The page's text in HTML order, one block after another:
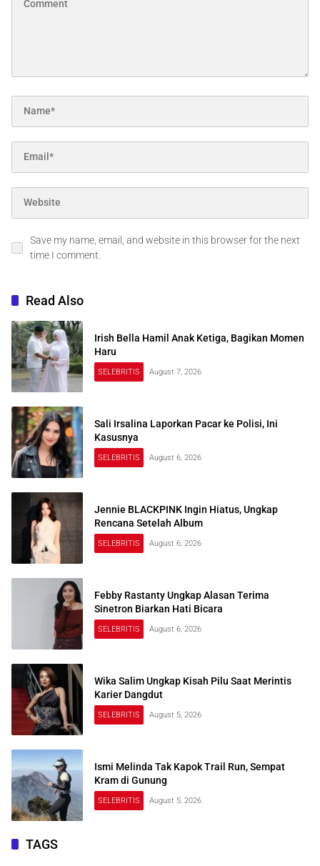
Save my name, email, and website in this browser for the next
time I comment.
Read Also
Irish Bella Hamil Anak Ketiga, Bagikan Momen
Haru
SELEBRITIS August 7, 2026
Sali Irsalina Laporkan Pacar ke Polisi, Ini
Kasusnya
SELEBRITIS August 6, 2026
Jennie BLACKPINK Ingin Hiatus, Ungkap
Rencana Setelah Album
SELEBRITIS August 6, 2026
Febby Rastanty Ungkap Alasan Terima
Sinetron Biarkan Hati Bicara
SELEBRITIS August 6, 2026
Wika Salim Ungkap Kisah Pilu Saat Merintis
Karier Dangdut
SELEBRITIS August 5, 2026
Ismi Melinda Tak Kapok Trail Run, Sempat
Kram di Gunung
SELEBRITIS August 5, 2026
TAGS